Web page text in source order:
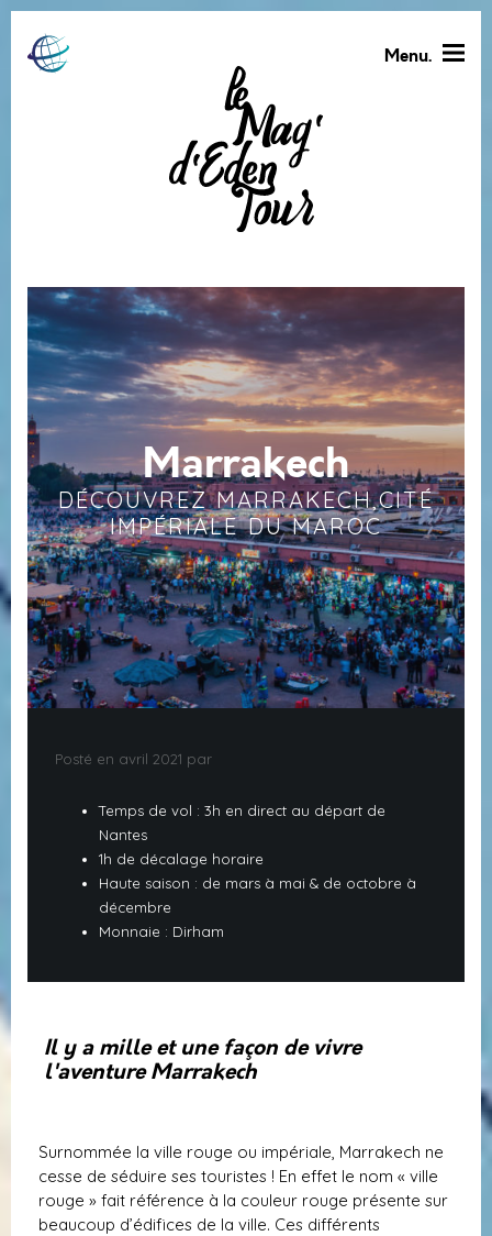
Menu.
Marrakech
DÉCOUVREZ MARRAKECH,CITÉ
IMPÉRIALE DU MAROC
Posté en avril 2021 par
Temps de vol : 3h en direct au départ de
Nantes
1h de décalage horaire
Haute saison : de mars à mai & de octobre à
décembre
Monnaie : Dirham
Il y a mille et une façon de vivre
l'aventure Marrakech
Surnommée la ville rouge ou impériale, Marrakech ne
cesse de séduire ses touristes ! En effet le nom « ville
rouge » fait référence à la couleur rouge présente sur
beaucoup d’édifices de la ville. Ces différents